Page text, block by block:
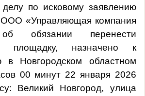
делу по исковому заявлению
«Управляющая компания
обязании перенести
площадку, назначено к
в Новгородском областном
00 минут 22 января 2026
Великий Новгород, улица